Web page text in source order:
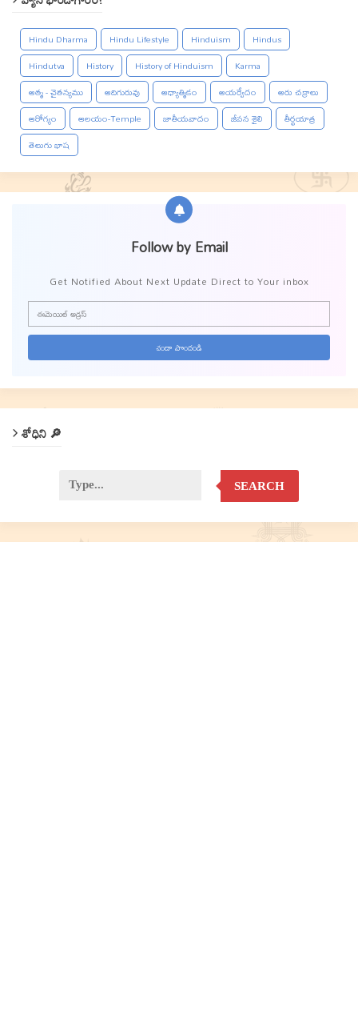
Hindu Dharma Hindu Lifestyle Hinduism
Hindus
Hindutva
History History of Hinduism
Karma
ఆత్మ - చైతన్యము
ఆదిగురువు ఆధ్యాత్మికం ఆయర్వేదం
ఆరు చక్రాలు
ఆరోగ్యం
ఆలయం-Temple జాతీయవాదం జీవన శైలి
తీర్థయాత్ర
తెలుగు భాష
Follow by Email
Get Notified About Next Update Direct to Your inbox
శోధిని 🔎
SEARCH